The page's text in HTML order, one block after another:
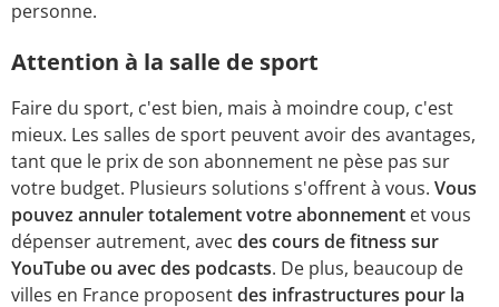
personne.
Attention à la salle de sport
Faire du sport, c'est bien, mais à moindre coup, c'est
mieux. Les salles de sport peuvent avoir des avantages,
tant que le prix de son abonnement ne pèse pas sur
votre budget. Plusieurs solutions s'offrent à vous. Vous
pouvez annuler totalement votre abonnement et vous
dépenser autrement, avec des cours de fitness sur
YouTube ou avec des podcasts. De plus, beaucoup de
villes en France proposentdes infrastructures pour la